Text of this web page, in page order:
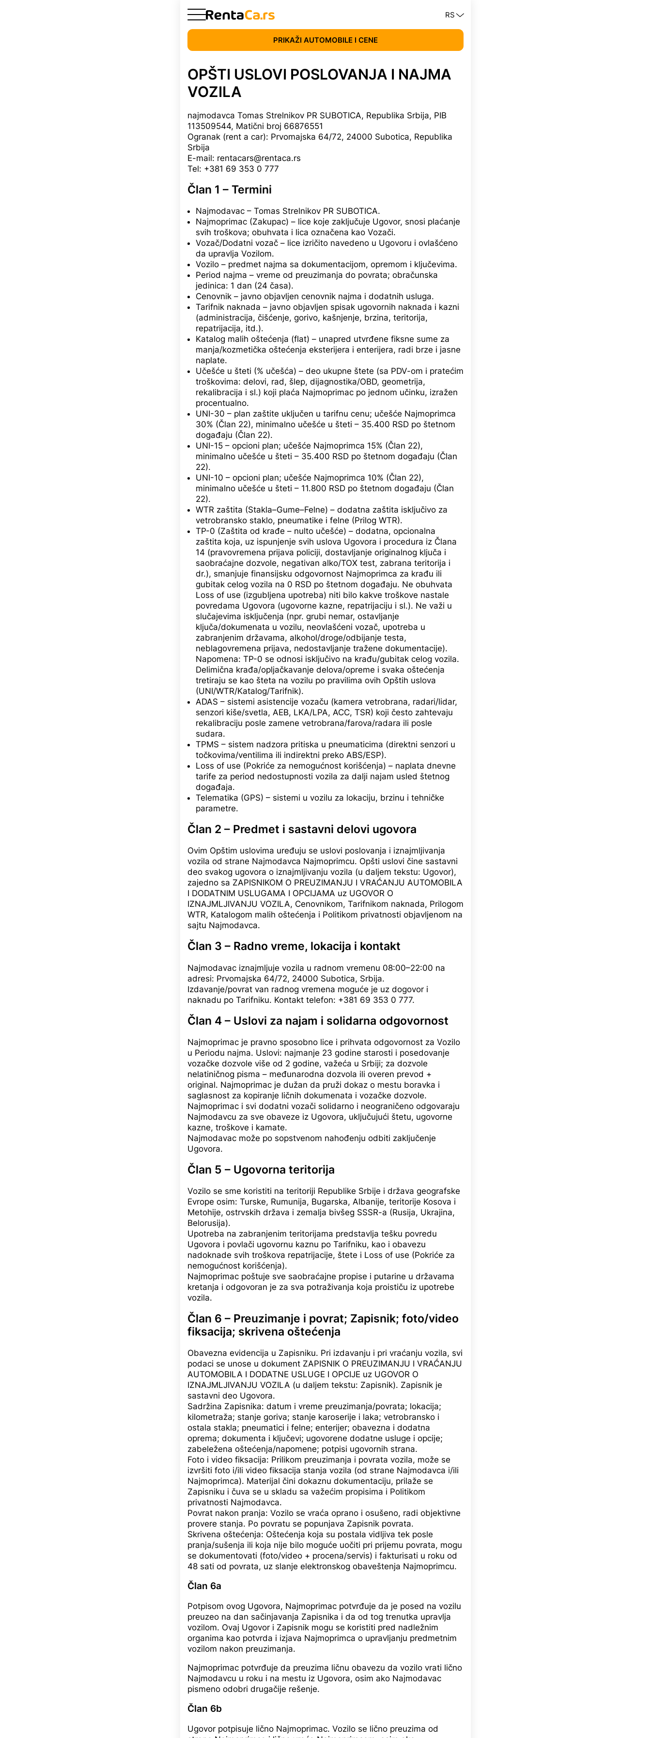
RS
PRIKAŽI AUTOMOBILE I CENE
OPŠTI USLOVI POSLOVANJA I NAJMA
VOZILA
najmodavca Tomas Strelnikov PR SUBOTICA, Republika Srbija, PIB
113509544, Matični broj 66876551
Ogranak (rent a car): Prvomajska 64/72, 24000 Subotica, Republika
Srbija
E-mail: rentacars@rentaca.rs
Tel: +381 69 353 0 777
Član 1 – Termini
Najmodavac – Tomas Strelnikov PR SUBOTICA.
Najmoprimac (Zakupac) – lice koje zaključuje Ugovor, snosi plaćanje
svih troškova; obuhvata i lica označena kao Vozači.
Vozač/Dodatni vozač – lice izričito navedeno u Ugovoru i ovlašćeno
da upravlja Vozilom.
Vozilo – predmet najma sa dokumentacijom, opremom i ključevima.
Period najma – vreme od preuzimanja do povrata; obračunska
jedinica: 1 dan (24 časa).
Cenovnik – javno objavljen cenovnik najma i dodatnih usluga.
Tarifnik naknada – javno objavljen spisak ugovornih naknada i kazni
(administracija, čišćenje, gorivo, kašnjenje, brzina, teritorija,
repatrijacija, itd.).
Katalog malih oštećenja (flat) – unapred utvrđene fiksne sume za
manja/kozmetička oštećenja eksterijera i enterijera, radi brze i jasne
naplate.
Učešće u šteti (% učešća) – deo ukupne štete (sa PDV-om i pratećim
troškovima: delovi, rad, šlep, dijagnostika/OBD, geometrija,
rekalibracija i sl.) koji plaća Najmoprimac po jednom učinku, izražen
procentualno.
UNI-30 – plan zaštite uključen u tarifnu cenu; učešće Najmoprimca
30% (Član 22), minimalno učešće u šteti – 35.400 RSD po štetnom
događaju (Član 22).
UNI-15 – opcioni plan; učešće Najmoprimca 15% (Član 22),
minimalno učešće u šteti – 35.400 RSD po štetnom događaju (Član
22).
UNI-10 – opcioni plan; učešće Najmoprimca 10% (Član 22),
minimalno učešće u šteti – 11.800 RSD po štetnom događaju (Član
22).
WTR zaštita (Stakla–Gume–Felne) – dodatna zaštita isključivo za
vetrobransko staklo, pneumatike i felne (Prilog WTR).
TP-0 (Zaštita od krađe – nulto učešće) – dodatna, opcionalna
zaštita koja, uz ispunjenje svih uslova Ugovora i procedura iz Člana
14 (pravovremena prijava policiji, dostavljanje originalnog ključa i
saobraćajne dozvole, negativan alko/TOX test, zabrana teritorija i
dr.), smanjuje finansijsku odgovornost Najmoprimca za krađu ili
gubitak celog vozila na 0 RSD po štetnom događaju. Ne obuhvata
Loss of use (izgubljena upotreba) niti bilo kakve troškove nastale
povredama Ugovora (ugovorne kazne, repatrijaciju i sl.). Ne važi u
slučajevima isključenja (npr. grubi nemar, ostavljanje
ključa/dokumenata u vozilu, neovlašćeni vozač, upotreba u
zabranjenim državama, alkohol/droge/odbijanje testa,
neblagovremena prijava, nedostavljanje tražene dokumentacije).
Napomena: TP-0 se odnosi isključivo na krađu/gubitak celog vozila.
Delimična krađa/opljačkavanje delova/opreme i svaka oštećenja
tretiraju se kao šteta na vozilu po pravilima ovih Opštih uslova
(UNI/WTR/Katalog/Tarifnik).
ADAS – sistemi asistencije vozaču (kamera vetrobrana, radari/lidar,
senzori kiše/svetla, AEB, LKA/LPA, ACC, TSR) koji često zahtevaju
rekalibraciju posle zamene vetrobrana/farova/radara ili posle
sudara.
TPMS – sistem nadzora pritiska u pneumaticima (direktni senzori u
točkovima/ventilima ili indirektni preko ABS/ESP).
Loss of use (Pokriće za nemogućnost korišćenja) – naplata dnevne
tarife za period nedostupnosti vozila za dalji najam usled štetnog
događaja.
Telematika (GPS) – sistemi u vozilu za lokaciju, brzinu i tehničke
parametre.
Član 2 – Predmet i sastavni delovi ugovora
Ovim Opštim uslovima uređuju se uslovi poslovanja i iznajmljivanja
vozila od strane Najmodavca Najmoprimcu. Opšti uslovi čine sastavni
deo svakog ugovora o iznajmljivanju vozila (u daljem tekstu: Ugovor),
zajedno sa ZAPISNIKOM O PREUZIMANJU I VRAĆANJU AUTOMOBILA
I DODATNIM USLUGAMA I OPCIJAMA uz UGOVOR O
IZNAJMLJIVANJU VOZILA, Cenovnikom, Tarifnikom naknada, Prilogom
WTR, Katalogom malih oštećenja i Politikom privatnosti objavljenom na
sajtu Najmodavca.
Član 3 – Radno vreme, lokacija i kontakt
Najmodavac iznajmljuje vozila u radnom vremenu 08:00–22:00 na
adresi: Prvomajska 64/72, 24000 Subotica, Srbija.
Izdavanje/povrat van radnog vremena moguće je uz dogovor i
naknadu po Tarifniku. Kontakt telefon: +381 69 353 0 777.
Član 4 – Uslovi za najam i solidarna odgovornost
Najmoprimac je pravno sposobno lice i prihvata odgovornost za Vozilo
u Periodu najma. Uslovi: najmanje 23 godine starosti i posedovanje
vozačke dozvole više od 2 godine, važeća u Srbiji; za dozvole
nelatiničnog pisma – međunarodna dozvola ili overen prevod +
original. Najmoprimac je dužan da pruži dokaz o mestu boravka i
saglasnost za kopiranje ličnih dokumenata i vozačke dozvole.
Najmoprimac i svi dodatni vozači solidarno i neograničeno odgovaraju
Najmodavcu za sve obaveze iz Ugovora, uključujući štetu, ugovorne
kazne, troškove i kamate.
Najmodavac može po sopstvenom nahođenju odbiti zaključenje
Ugovora.
Član 5 – Ugovorna teritorija
Vozilo se sme koristiti na teritoriji Republike Srbije i država geografske
Evrope osim: Turske, Rumunija, Bugarska, Albanije, teritorije Kosova i
Metohije, ostrvskih država i zemalja bivšeg SSSR-a (Rusija, Ukrajina,
Belorusija).
Upotreba na zabranjenim teritorijama predstavlja tešku povredu
Ugovora i povlači ugovornu kaznu po Tarifniku, kao i obavezu
nadoknade svih troškova repatrijacije, štete i Loss of use (Pokriće za
nemogućnost korišćenja).
Najmoprimac poštuje sve saobraćajne propise i putarine u državama
kretanja i odgovoran je za sva potraživanja koja proističu iz upotrebe
vozila.
Član 6 – Preuzimanje i povrat; Zapisnik; foto/video
fiksacija; skrivena oštećenja
Obavezna evidencija u Zapisniku. Pri izdavanju i pri vraćanju vozila, svi
podaci se unose u dokument ZAPISNIK O PREUZIMANJU I VRAĆANJU
AUTOMOBILA I DODATNE USLUGE I OPCIJE uz UGOVOR O
IZNAJMLJIVANJU VOZILA (u daljem tekstu: Zapisnik). Zapisnik je
sastavni deo Ugovora.
Sadržina Zapisnika: datum i vreme preuzimanja/povrata; lokacija;
kilometraža; stanje goriva; stanje karoserije i laka; vetrobransko i
ostala stakla; pneumatici i felne; enterijer; obavezna i dodatna
oprema; dokumenta i ključevi; ugovorene dodatne usluge i opcije;
zabeležena oštećenja/napomene; potpisi ugovornih strana.
Foto i video fiksacija: Prilikom preuzimanja i povrata vozila, može se
izvršiti foto i/ili video fiksacija stanja vozila (od strane Najmodavca i/ili
Najmoprimca). Materijal čini dokaznu dokumentaciju, prilaže se
Zapisniku i čuva se u skladu sa važećim propisima i Politikom
privatnosti Najmodavca.
Povrat nakon pranja: Vozilo se vraća oprano i osušeno, radi objektivne
provere stanja. Po povratu se popunjava Zapisnik povrata.
Skrivena oštećenja: Oštećenja koja su postala vidljiva tek posle
pranja/sušenja ili koja nije bilo moguće uočiti pri prijemu povrata, mogu
se dokumentovati (foto/video + procena/servis) i fakturisati u roku od
48 sati od povrata, uz slanje elektronskog obaveštenja Najmoprimcu.
Član 6a
Potpisom ovog Ugovora, Najmoprimac potvrđuje da je posed na vozilu
preuzeo na dan sačinjavanja Zapisnika i da od tog trenutka upravlja
vozilom. Ovaj Ugovor i Zapisnik mogu se koristiti pred nadležnim
organima kao potvrda i izjava Najmoprimca o upravljanju predmetnim
vozilom nakon preuzimanja.
Najmoprimac potvrđuje da preuzima ličnu obavezu da vozilo vrati lično
Najmodavcu u roku i na mestu iz Ugovora, osim ako Najmodavac
pismeno odobri drugačije rešenje.
Član 6b
Ugovor potpisuje lično Najmoprimac. Vozilo se lično preuzima od